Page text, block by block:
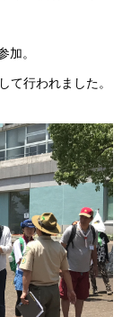
加。
て行われました。